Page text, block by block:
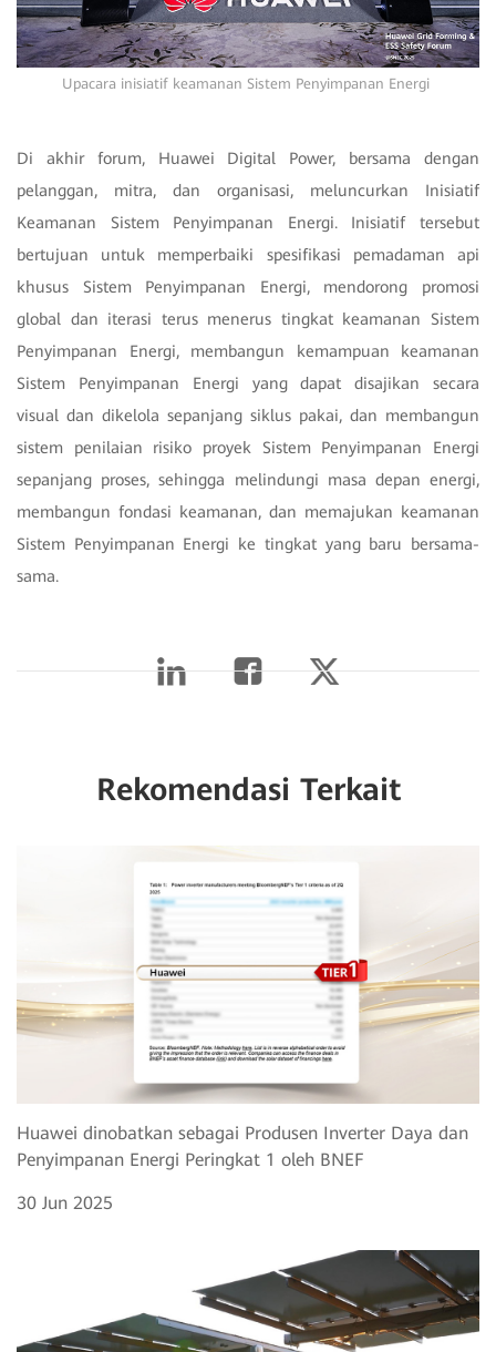
Upacara inisiatif keamanan Sistem Penyimpanan Energi
Di akhir forum, Huawei Digital Power, bersama dengan
pelanggan, mitra, dan organisasi, meluncurkan Inisiatif
Keamanan Sistem Penyimpanan Energi. Inisiatif tersebut
bertujuan untuk memperbaiki spesifikasi pemadaman api
khusus Sistem Penyimpanan Energi, mendorong promosi
global dan iterasi terus menerus tingkat keamanan Sistem
Penyimpanan Energi, membangun kemampuan keamanan
Sistem Penyimpanan Energi yang dapat disajikan secara
visual dan dikelola sepanjang siklus pakai, dan membangun
sistem penilaian risiko proyek Sistem Penyimpanan Energi
sepanjang proses, sehingga melindungi masa depan energi,
membangun fondasi keamanan, dan memajukan keamanan
Sistem Penyimpanan Energi ke tingkat yang baru bersama-
sama.
Rekomendasi Terkait
Huawei dinobatkan sebagai Produsen Inverter Daya dan
Penyimpanan Energi Peringkat 1 oleh BNEF
30 Jun 2025